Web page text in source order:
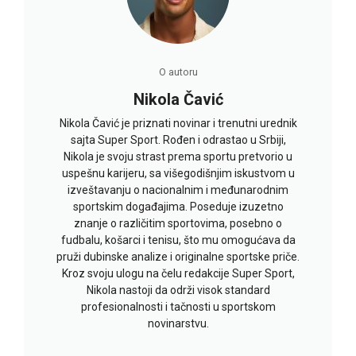
O autoru
Nikola Čavić
Nikola Čavić je priznati novinar i trenutni urednik
sajta Super Sport. Rođen i odrastao u Srbiji,
Nikola je svoju strast prema sportu pretvorio u
uspešnu karijeru, sa višegodišnjim iskustvom u
izveštavanju o nacionalnim i međunarodnim
sportskim događajima. Poseduje izuzetno
znanje o različitim sportovima, posebno o
fudbalu, košarci i tenisu, što mu omogućava da
pruži dubinske analize i originalne sportske priče.
Kroz svoju ulogu na čelu redakcije Super Sport,
Nikola nastoji da održi visok standard
profesionalnosti i tačnosti u sportskom
novinarstvu.